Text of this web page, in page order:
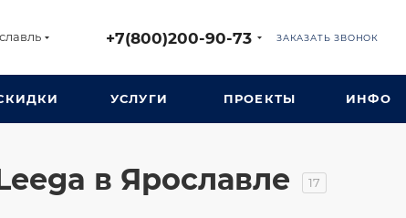
+7(800)200-90-73 ЗАКАЗАТЬ ЗВОНОК
УСЛУГИ ПРОЕКТЫ ИНФО
в Ярославле 17